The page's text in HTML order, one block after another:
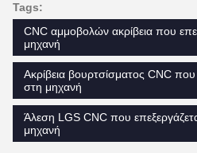
Tags:
CNC αμμοβολών ακρίβεια που
μηχανή
Ακρίβεια βουρτσίσματος CNC που
στη μηχανή
Άλεση LGS CNC που
μηχανή